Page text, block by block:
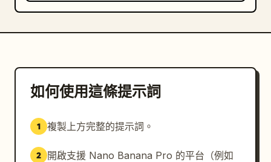
如何使用這條提示詞
1 複製上方完整的提示詞。
2
開啟支援 Nano Banana Pro 的平台（例如